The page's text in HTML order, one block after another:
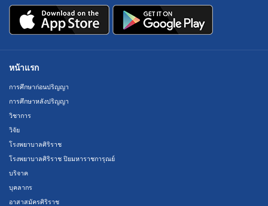
หน้าแรก
การศึกษาก่อนปริญญา
การศึกษาหลังปริญญา
วิชาการ
วิจัย
โรงพยาบาลศิริราช
โรงพยาบาลศิริราช ปิยมหาราชการุณย์
บริจาค
บุคลากร
อาสาสมัครศิริราช